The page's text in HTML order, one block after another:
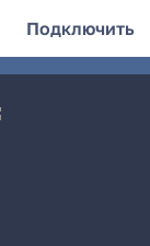
Подключить